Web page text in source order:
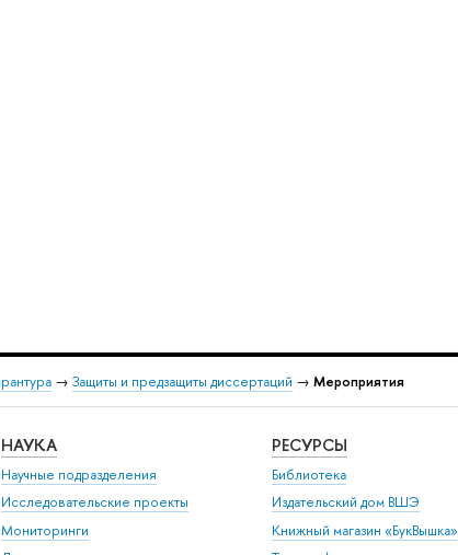
→ Защиты и предзащиты диссертаций → Мероприятия
НАУКА
Научные подразделения
Исследовательские проекты
Мониторинги
РЕСУРСЫ
Библиотека
Издательский дом ВШЭ
Книжный магазин «БукВышка»